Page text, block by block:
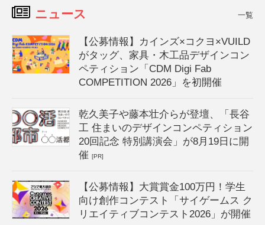
ニュース 一覧
【公募情報】カインズ×コクヨ×VUILD
がタッグ、家具・木工品デザインコン
ペティション「CDM Digi Fab
COMPETITION 2026」を初開催
乾久美子や藤本壮介らが登壇、「長谷
工 住まいのデザインコンペティション
20回記念 特別講演会」が8月19日に開
催[PR]
【公募情報】大賞賞金100万円！学生
向け創作コンテスト「サイゲームス ク
リエイティブコンテスト2026」が開催